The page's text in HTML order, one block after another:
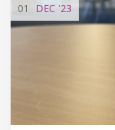
01 DEC '23